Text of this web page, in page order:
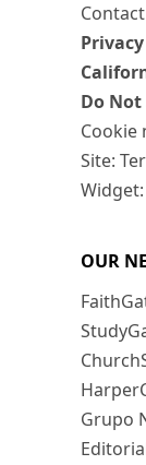
Do
Cookie
Site:
OUR
Grupo